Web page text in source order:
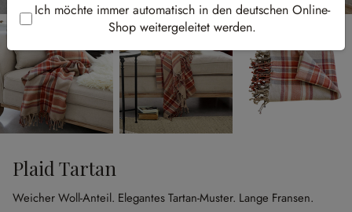
Plaid Tartan
Weicher Woll-Anteil. Elegantes Tartan-Muster. Lange Fransen.
Ich möchte immer automatisch in den deutschen Online-
Shop weitergeleitet werden.